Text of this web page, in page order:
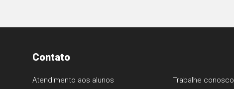
Contato
Atendimento aos alunos
Trabalhe conosco